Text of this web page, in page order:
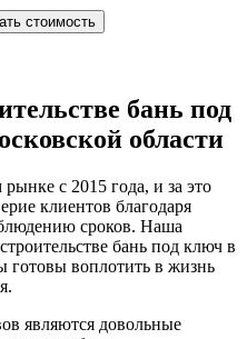
бань под
области
с 2015 года, и за это
клиентов благодаря
сроков. Наша
бань под ключ в
готовы воплотить в жизнь
являются довольные